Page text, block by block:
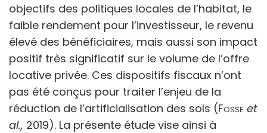
objectifs des politiques locales de l’habitat, le
faible rendement pour l’investisseur, le revenu
élevé des bénéficiaires, mais aussi son impact
positif très significatif sur le volume de l’offre
locative privée. Ces dispositifs fiscaux n’ont
pas été conçus pour traiter l’enjeu de la
réduction de l’artificialisation des sols (Fosse et
al., 2019). La présente étude vise ainsi à